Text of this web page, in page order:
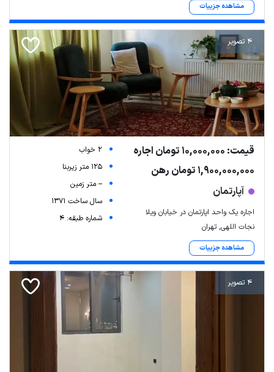
مشاهده جزییات
4 تصویر
قیمت: 10,000,000 تومان اجاره
1,900,000,000 تومان رهن
آپارتمان
اجاره یک واحد اپارتمان در خیابان ویلا
نجات اللهی, تهران
مشاهده جزییات
2 خواب
125 متر زیربنا
-- متر زمین
سال ساخت 1371
شماره طبقه: 4
4 تصویر